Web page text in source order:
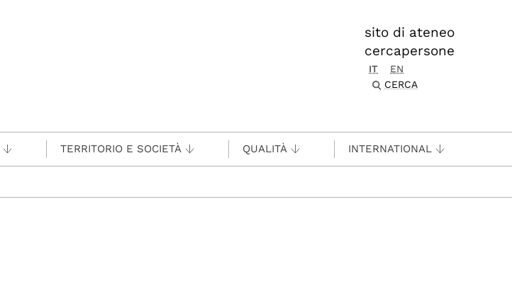
sito di ateneo
cercapersone
IT
EN
CERCA
TERRITORIO E SOCIETÀ QUALITÀ INTERNATIONAL